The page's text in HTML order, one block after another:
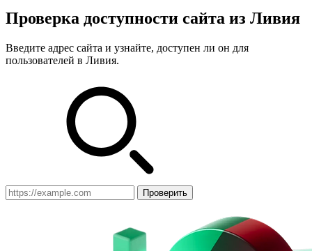
Проверка доступности сайта из Ливия
Введите адрес сайта и узнайте, доступен ли он для
пользователей в Ливия.
Проверить